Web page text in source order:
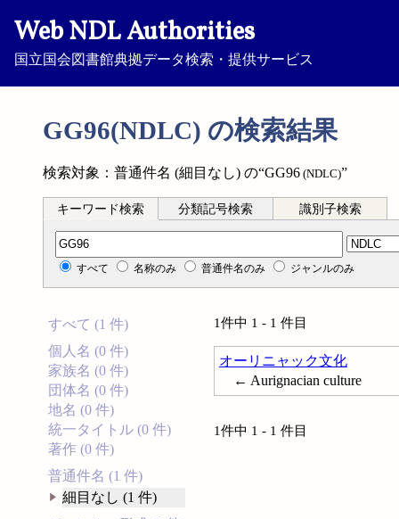
Web NDL Authorities
国立国会図書館典拠データ検索・提供サービス
GG96(NDLC) の検索結果
検索対象：普通件名 (細目なし) の“GG96 (NDLC)”
キーワード検索 分類記号検索 識別子検索
分類記号検索
すべて 名称のみ 普通件名のみ ジャンルのみ
すべて (1 件)
個人名 (0 件)
家族名 (0 件)
団体名 (0 件)
地名 (0 件)
統一タイトル (0 件)
著作 (0 件)
普通件名 (1 件)
細目なし (1 件)
1件中 1 - 1 件目
オーリニャック文化
← Aurignacian culture
1件中 1 - 1 件目